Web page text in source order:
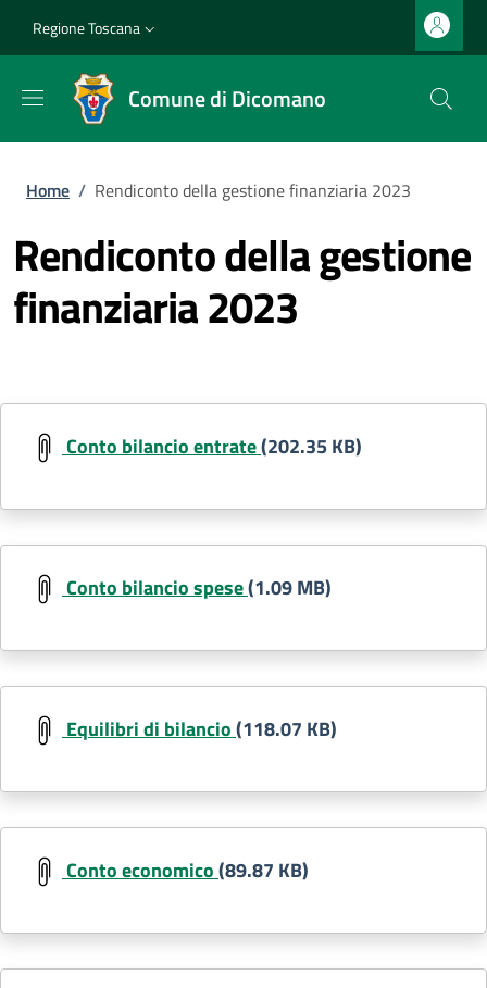
Slim top
Regione Toscana
Comune di Dicomano
Briciole di pane
Home / Rendiconto della gestione finanziaria 2023
Rendiconto della gestione
finanziaria 2023
Conto bilancio entrate(202.35 KB)
Conto bilancio spese(1.09 MB)
Equilibri di bilancio(118.07 KB)
Conto economico(89.87 KB)